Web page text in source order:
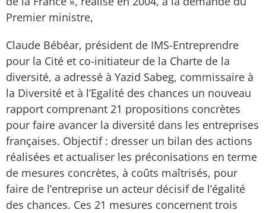
Premier ministre,
Claude Bébéar, président de IMS-Entreprendre
pour la Cité et co-initiateur de la Charte de la
diversité, a adressé à Yazid Sabeg, commissaire à
la Diversité et à l’Egalité des chances un nouveau
rapport comprenant 21 propositions concrètes
pour faire avancer la diversité dans les entreprises
françaises. Objectif : dresser un bilan des actions
réalisées et actualiser les préconisations en terme
de mesures concrètes, à coûts maîtrisés, pour
faire de l’entreprise un acteur décisif de l’égalité
des chances. Ces 21 mesures concernent trois